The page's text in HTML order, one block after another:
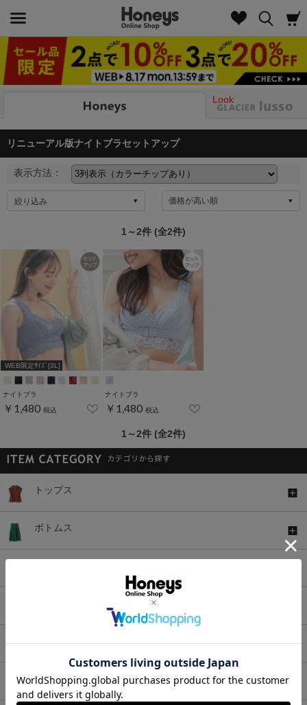
Look
リニューアル版ナイトブラセットアップ
表示方法：
絞り込み
1～2件 (全2件)
WEB限定ｻｲｽﾞ[3L]
ナイトブラ
￥1,480 税込
ナイトブラ
￥1,480 税込
1～2件 (全2件)
トップス
ボトムス
バッグ